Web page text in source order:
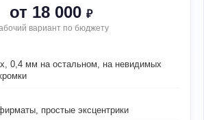
от 18 000 ₽
вариант по бюджету
0,4 мм на остальном, на невидимых
простые эксцентрики